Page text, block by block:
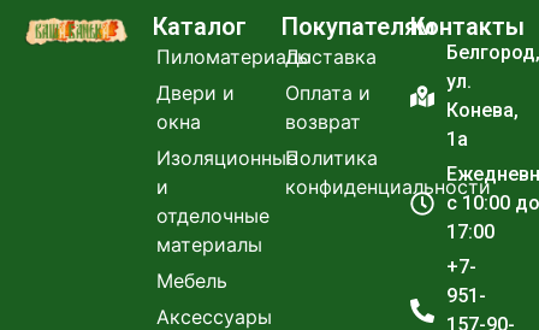
Каталог
Пиломатериалы
Двери и
окна
Изоляционные
и
отделочные
материалы
Мебель
Аксессуары
Покупателям
Доставка
Оплата и
возврат
Политика
конфиденциальности
Контакты
Белгород,
ул.
Конева,
1а
с 10:00 до
17:00
+7-
951-
157-90-